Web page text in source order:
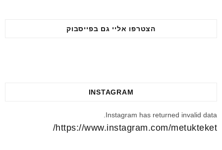
הצטרפו אליי גם בפייסבוק
INSTAGRAM
Instagram has returned invalid data.
https://www.instagram.com/metukteket/